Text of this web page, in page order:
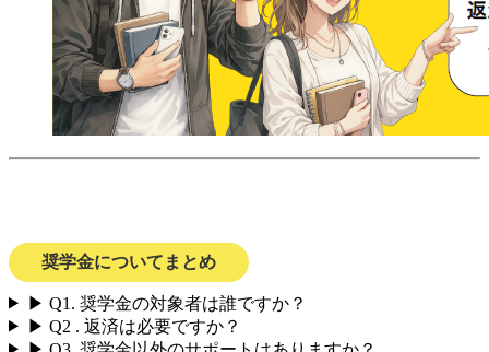
奨学金についてまとめ
▶︎ Q1. 奨学金の対象者は誰ですか？
▶︎ Q2 . 返済は必要ですか？